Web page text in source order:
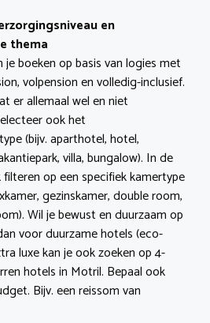
en
thema
je boeken op basis van logies met
volpension en volledig-inclusief.
er allemaal wel en niet
ook het
(bijv. aparthotel, hotel,
villa, bungalow). In de
op een specifiek kamertype
gezinskamer, double room,
Wil je bewust en duurzaam op
voor duurzame hotels (eco-
luxe kan je ook zoeken op 4-
hotels in Motril. Bepaal ook
Bijv. een reissom van